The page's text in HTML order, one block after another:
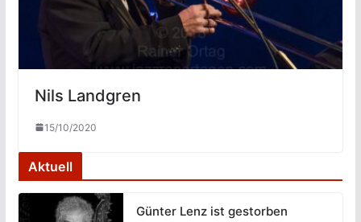
Nils Landgren
15/10/2020
Aktuell
Günter Lenz ist gestorben